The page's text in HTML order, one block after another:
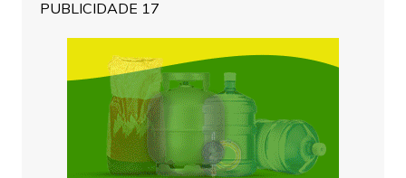
PUBLICIDADE 17